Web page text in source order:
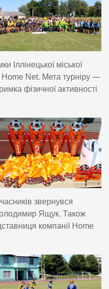
Іллінецької міської
Home Net. Мета турніру —
фізичної активності
звернувся
Ящук. Також
компанії Home